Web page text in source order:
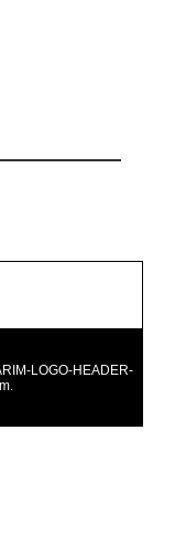
LOGO-HEADER-
.